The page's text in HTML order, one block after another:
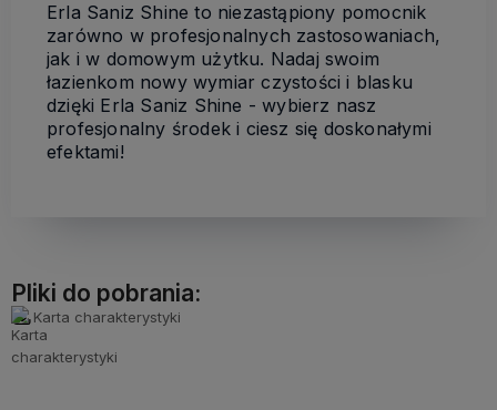
Erla Saniz Shine to niezastąpiony pomocnik
zarówno w profesjonalnych zastosowaniach,
jak i w domowym użytku. Nadaj swoim
łazienkom nowy wymiar czystości i blasku
dzięki Erla Saniz Shine - wybierz nasz
profesjonalny środek i ciesz się doskonałymi
efektami!
Pliki do pobrania:
Karta charakterystyki